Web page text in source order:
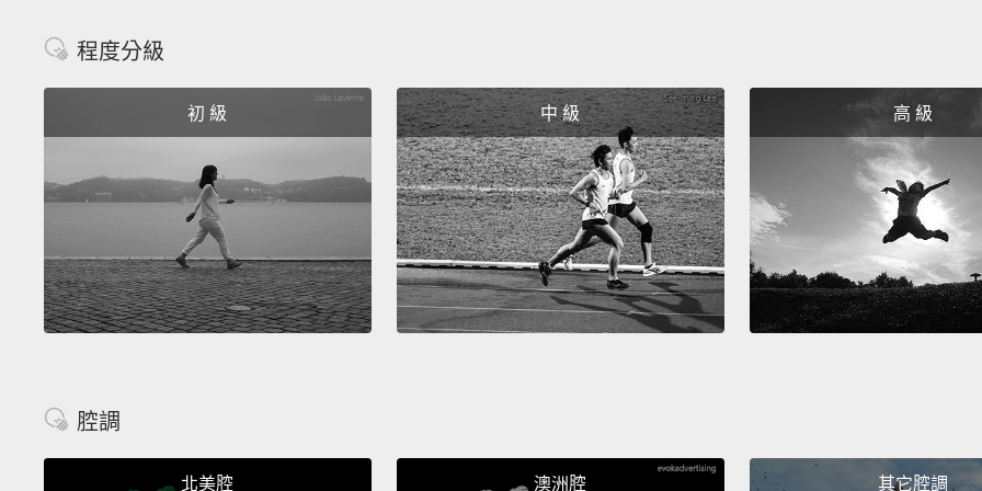
程度分級
初 級 中 級 高 級
腔調
北美腔 澳洲腔 其它腔調